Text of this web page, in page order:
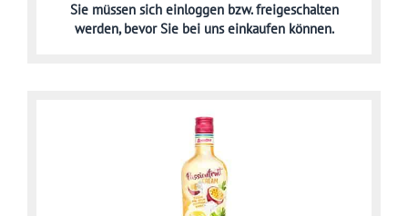
Sie müssen sich einloggen bzw. freigeschalten
werden,bevor Sie bei uns einkaufen können.